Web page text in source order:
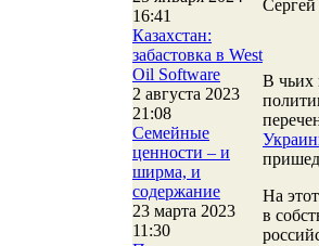
16:41
Казахстан:
забастовка в West
Oil Software
2 августа 2023
21:08
Семейные
ценности – и
ширма, и
содержание
23 марта 2023
11:30
В чьих
На
в